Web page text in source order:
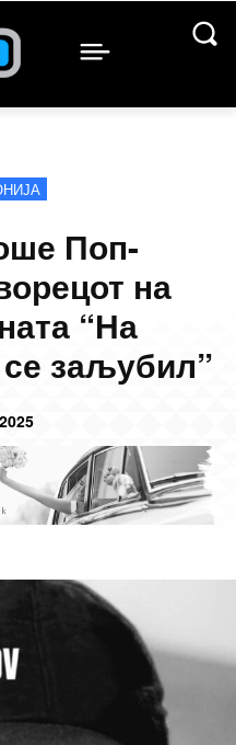
Поп-
на
“На
заљубил”